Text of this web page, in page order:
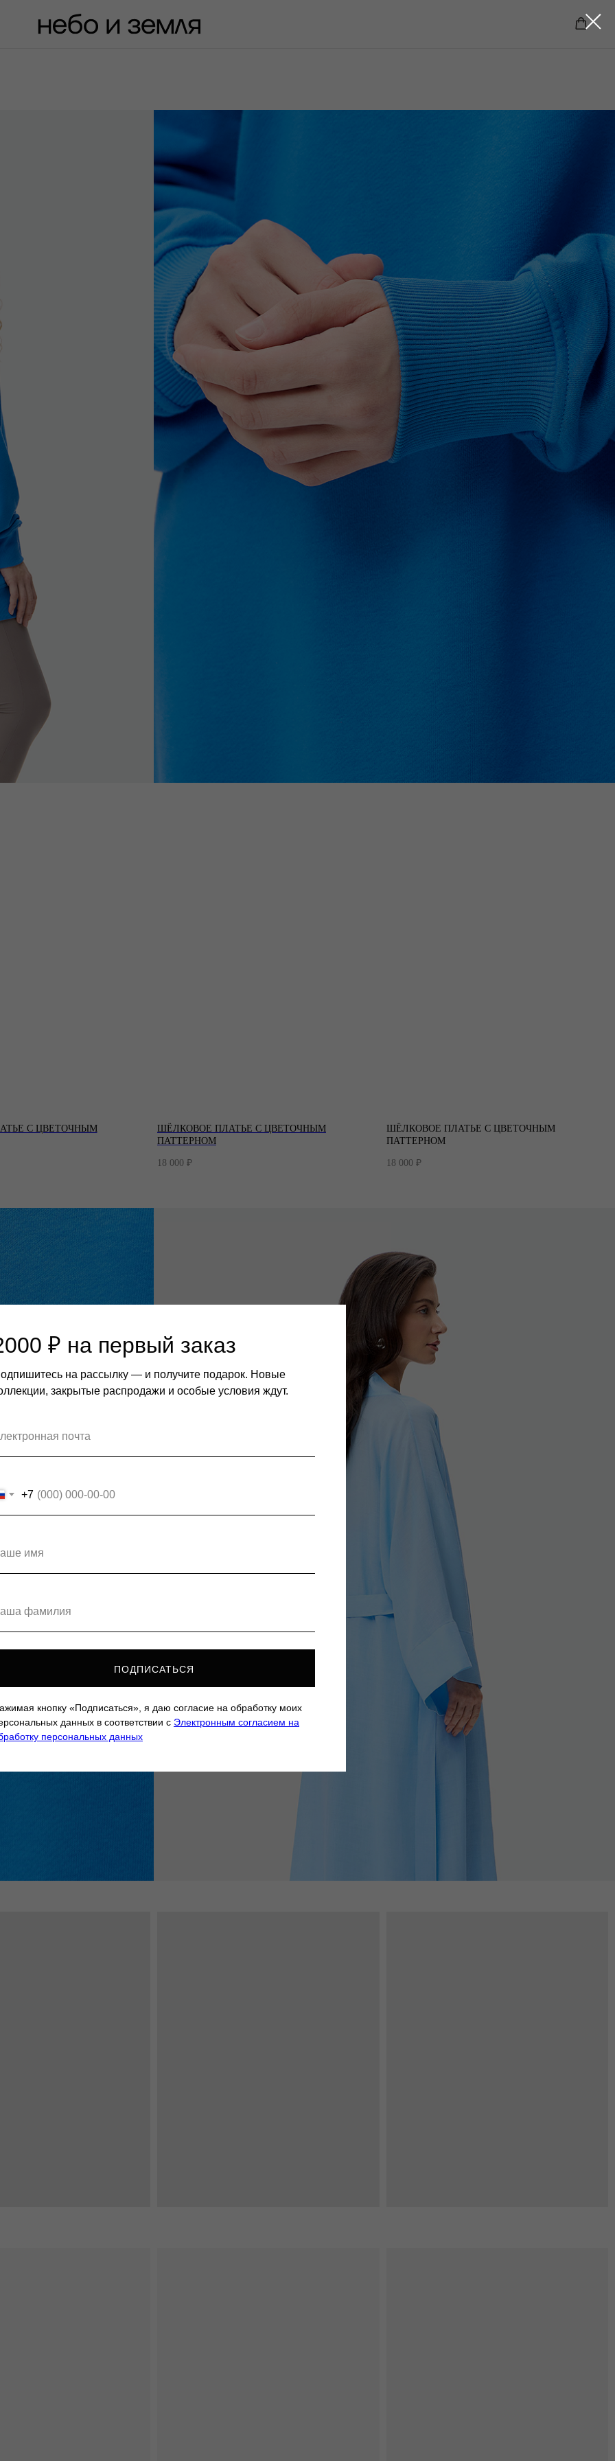
₽ на первый заказ
на рассылку — и получите подарок. Новые
закрытые распродажи и особые условия ждут.
+7
ПОДПИСАТЬСЯ
кнопку «Подписаться», я даю согласие на обработку моих
данных в соответствии с Электронным согласием на
персональных данных
С ЦВЕТОЧНЫМ
ШЁЛКОВОЕ ПЛАТЬЕ С ЦВЕТОЧНЫМ
ПАТТЕРНОМ
18 000 ₽
ШЁЛКОВОЕ ПЛАТЬЕ С ЦВЕТОЧНЫМ
ПАТТЕРНОМ
18 000 ₽